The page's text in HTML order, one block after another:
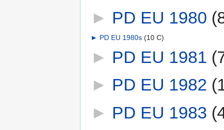
► PD EU 1980
► PD EU 1980s‎ (10 C)
► PD EU 1981
► PD EU 1982
► PD EU 1983